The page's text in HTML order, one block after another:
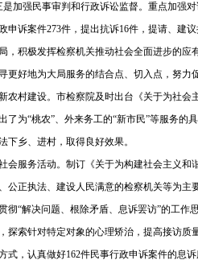
是加强民事审判和行政诉讼监督。重点加强
申诉案件273件，提出抗诉16件，提请、建
积极发挥检察机关推动社会全面进步的应
好地为大局服务的结合点、切入点，努力
村建设。市检察院及时出台《关于为社会
了为“桃农”、外来务工的“新市民”等服务
下乡、进村，取得良好效果。
服务活动。制订《关于为构建社会主义和
公正执法、建设人民满意的检察机关等为主
“解决问题、根除矛盾、息诉罢访”的工作
探索针对特定对象的心理矫治，提高接访
式，认真做好162件民事行政申诉案件的息